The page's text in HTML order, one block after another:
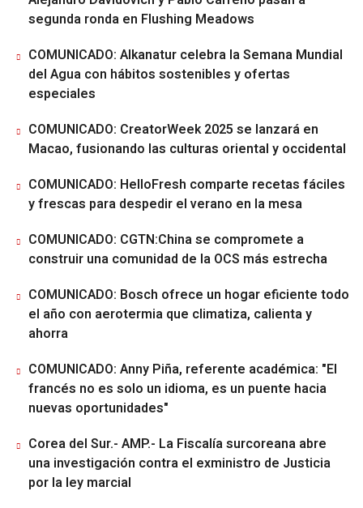
segunda ronda en Flushing Meadows
COMUNICADO: Alkanatur celebra la Semana Mundial
del Agua con hábitos sostenibles y ofertas
especiales
COMUNICADO: CreatorWeek 2025 se lanzará en
Macao, fusionando las culturas oriental y occidental
COMUNICADO: HelloFresh comparte recetas fáciles
y frescas para despedir el verano en la mesa
COMUNICADO: CGTN:China se compromete a
construir una comunidad de la OCS más estrecha
COMUNICADO: Bosch ofrece un hogar eficiente todo
el año con aerotermia que climatiza, calienta y
ahorra
COMUNICADO: Anny Piña, referente académica: "El
francés no es solo un idioma, es un puente hacia
nuevas oportunidades"
Corea del Sur.- AMP.- La Fiscalía surcoreana abre
una investigación contra el exministro de Justicia
por la ley marcial